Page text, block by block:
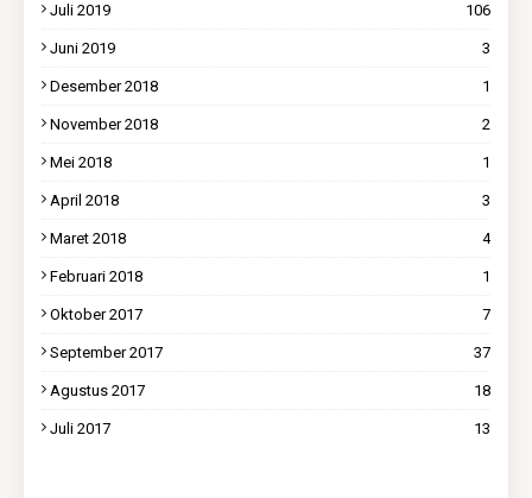
Juli 2019 106
Juni 2019 3
Desember 2018 1
November 2018 2
Mei 2018 1
April 2018 3
Maret 2018 4
Februari 2018 1
Oktober 2017 7
September 2017 37
Agustus 2017 18
Juli 2017 13